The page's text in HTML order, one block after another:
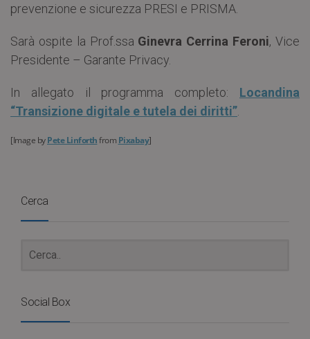
prevenzione e sicurezza PRESI e PRISMA.
Sarà ospite la Prof.ssa Ginevra Cerrina Feroni, Vice
Presidente – Garante Privacy.
In allegato il programma completo: Locandina
“Transizione digitale e tutela dei diritti”
[Image byPete Linforthfrom Pixabay]
Cerca
Social Box